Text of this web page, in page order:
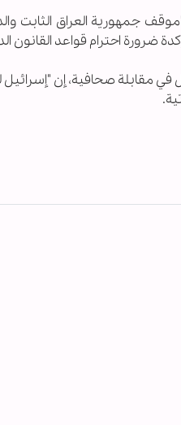
جمهورية العراق الثابت
ضرورة احترام قواعد
في مقابلة صحافية، إن